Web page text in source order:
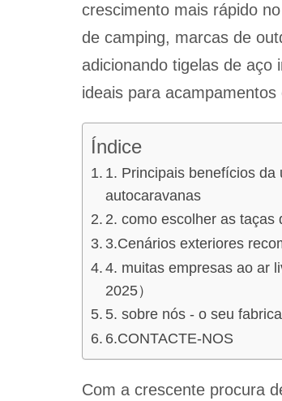
crescimento mais rápido
de camping, marcas de
adicionando tigelas de aço
ideais para
Índice
1. Principais benefícios
autocaravanas
2. como escolher as taças
3.Cenários exteriores
4. muitas empresas ao ar
2025）
5. sobre nós - o seu
6.CONTACTE-NOS
Com a crescente procura